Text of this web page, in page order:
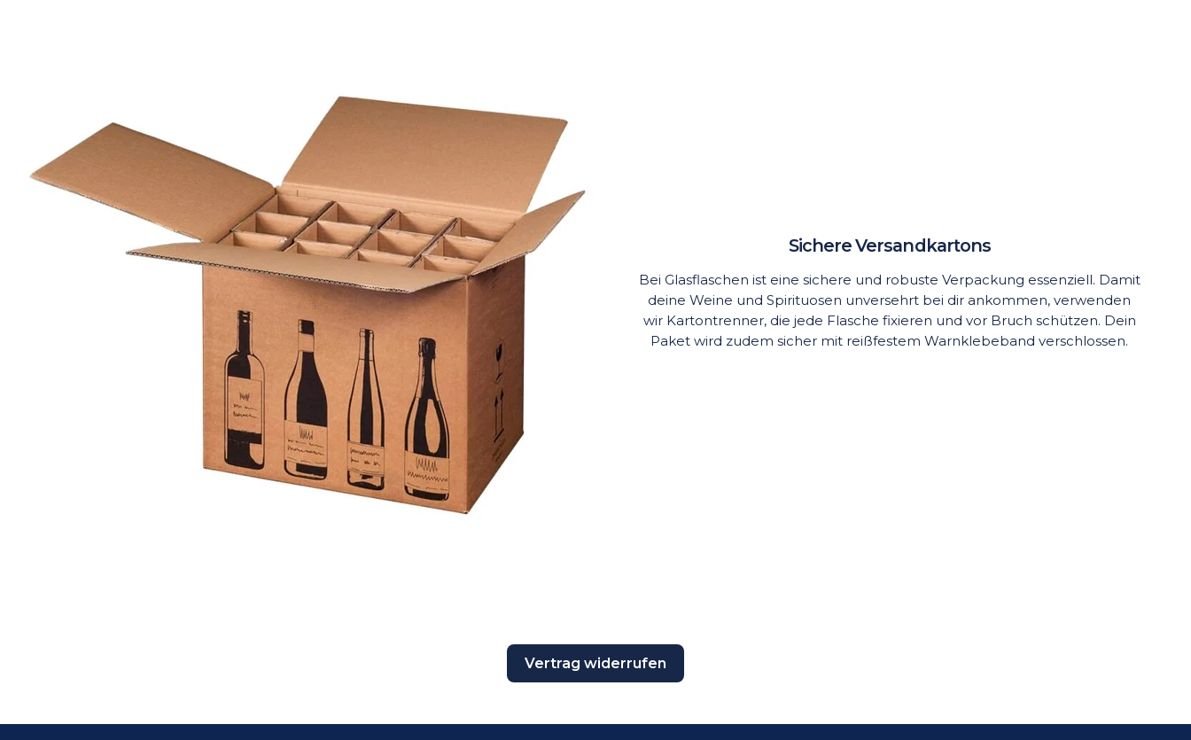
Sichere Versandkartons
Bei Glasflaschen ist eine sichere und robuste Verpackung essenziell. Damit
deine Weine und Spirituosen unversehrt bei dir ankommen, verwenden
wir Kartontrenner, die jede Flasche fixieren und vor Bruch schützen. Dein
Paket wird zudem sicher mit reißfestem Warnklebeband verschlossen.
Vertrag widerrufen